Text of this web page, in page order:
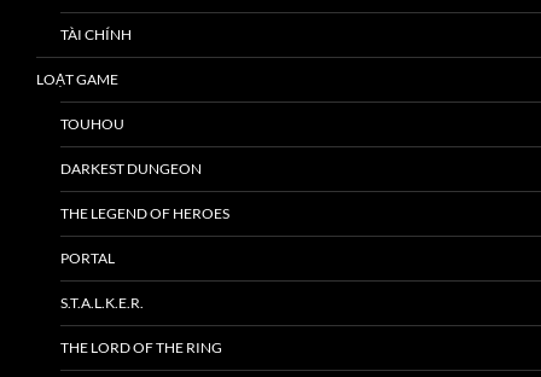
TÀI CHÍNH
LOẠT GAME
TOUHOU
DARKEST DUNGEON
THE LEGEND OF HEROES
PORTAL
S.T.A.L.K.E.R.
THE LORD OF THE RING